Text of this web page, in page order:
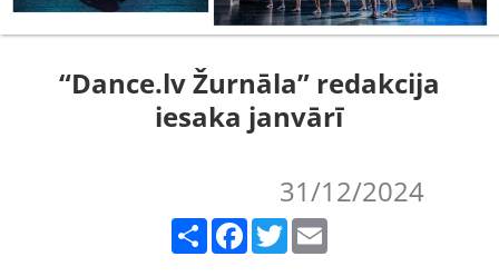
“Dance.lv Žurnāla” redakcija
iesaka janvārī
31/12/2024
Share Facebook Twitter